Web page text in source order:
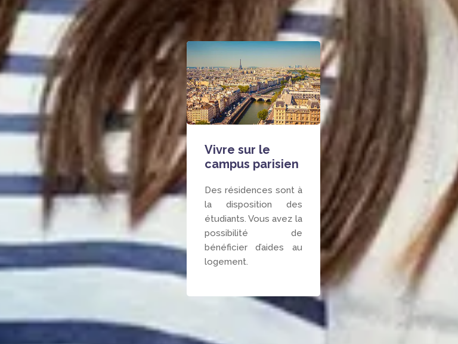
Vivre sur le
campus parisien
Des résidences sont à
la disposition des
étudiants. Vous avez la
possibilité de
bénéficier d’aides au
logement.